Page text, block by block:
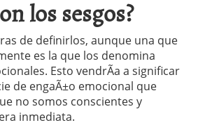
los sesgos?
de definirlos, aunque una que
es la que los denomina
Esto vendrÃ­a a significar
de engaÃ±o emocional que
no somos conscientes y
inmediata.